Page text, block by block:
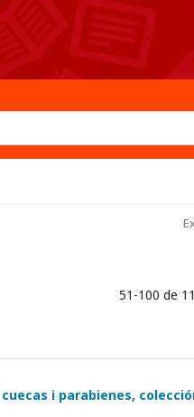
51-100 de
i parabienes,